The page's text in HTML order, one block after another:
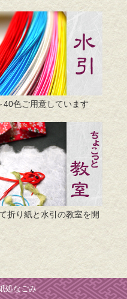
40色ご用意しています
折り紙と水引の教室を開
処なごみ